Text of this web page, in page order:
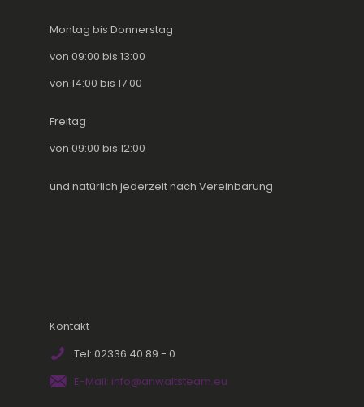
Montag bis Donnerstag
von 09:00 bis 13:00
von 14:00 bis 17:00
Freitag
von 09:00 bis 12:00
und natürlich jederzeit nach Vereinbarung
Kontakt
Tel: 02336 40 89 - 0
E-Mail: info@anwaltsteam.eu